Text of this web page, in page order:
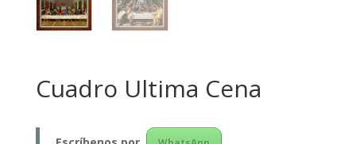
Cuadro Ultima Cena